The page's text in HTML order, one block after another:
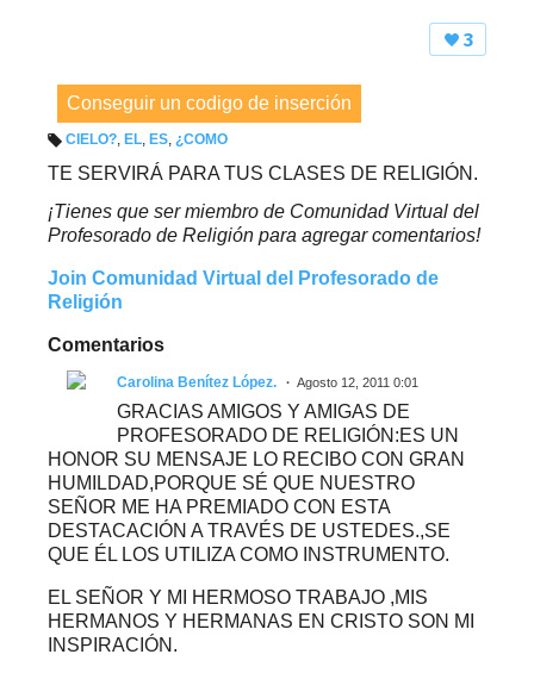
st
3
Conseguir un codigo de inserción
iq
u
a
s:
CIELO? EL ES ¿COMO
TE SERVIRÁ PARA TUS CLASES DE RELIGIÓN.
¡Tienes que ser miembro de Comunidad Virtual del
Profesorado de Religión para agregar comentarios!
Join Comunidad Virtual del Profesorado de
Religión
Comentarios
Carolina Benítez López. Agosto 12, 2011 0:01
GRACIAS AMIGOS Y AMIGAS DE
PROFESORADO DE RELIGIÓN:ES UN
HONOR SU MENSAJE LO RECIBO CON GRAN
HUMILDAD,PORQUE SÉ QUE NUESTRO
SEÑOR ME HA PREMIADO CON ESTA
DESTACACIÓN A TRAVÉS DE USTEDES.,SE
QUE ÉL LOS UTILIZA COMO INSTRUMENTO.
EL SEÑOR Y MI HERMOSO TRABAJO ,MIS
HERMANOS Y HERMANAS EN CRISTO SON MI
INSPIRACIÓN.